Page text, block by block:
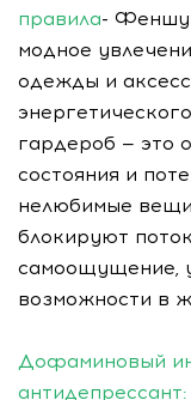
правила-
модное
одежды и
гардероб — это
состояния и
нелюбимые
блокируют
самоощущение,
возможности в
Дофаминовый